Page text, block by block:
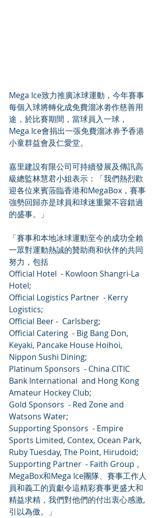
Mega Ice致力推廣冰球運動，今年賽事
每個入球將轉化成免費溜冰劵作慈善用
途，於比賽期間，當球員入一球，
Mega Ice會捐出一張免費溜冰券予香港
小童群益會及仁愛堂。
嘉里建設有限公司可持續發展及傳訊高
級總監林慧君小姐表示：「我們熱烈歡
迎各位來賓蒞臨香港和MegaBox，賽事
強勢回歸亦是球員和球迷重聚不容錯過
的盛事。」
「賽事和本地冰球運動至今的成功全賴
一眾對運動熱誠的贊助商和伙伴的共同
努力，包括
Official Hotel  - Kowloon Shangri-La
Hotel;
Official Logistics Partner  - Kerry
Logistics;
Official Beer -  Carlsberg;
Official Catering  - Big Bang Don,
Keyaki, Pancake House Hoihoi,
Nippon Sushi Dining;
Platinum Sponsors  - China CITIC
Bank International  and Hong Kong
Amateur Hockey Club;
Gold Sponsors  - Red Zone and
Watsons Water;
Supporting Sponsors  - Empire
Sports Limited, Contex, Ocean Park,
Ruby Tuesday, The Point, Hirudoid;
Supporting Partner  - Faith Group 。
MegaBox和Mega Ice團隊、賽事工作人
員和義工的貢獻令這精彩賽事更盛大和
精益求精，我們對他們的付出衷心感激,
引以為傲。」